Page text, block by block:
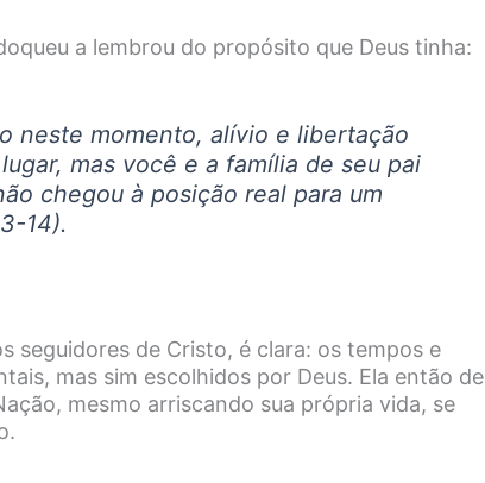
a lembrou do propósito que Deus tinha:
neste momento, alívio e libertação
mas você e a família de seu pai
chegou à posição real para um
14).
seguidores de Cristo, é clara: os tempos e
mas sim escolhidos por Deus. Ela então de
mesmo arriscando sua própria vida, se